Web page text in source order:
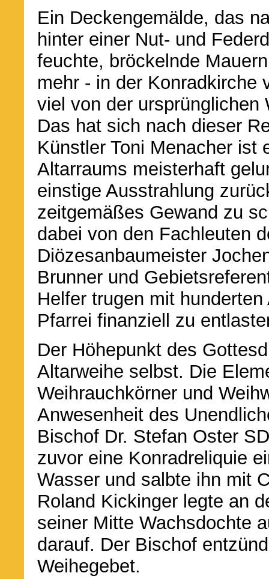
Ein Deckengemälde, das
hinter einer Nut- und
feuchte, bröckelnde
mehr - in der Konradkirche
viel von der ursprünglichen
Das hat sich nach dieser
Künstler Toni Menacher ist
Altarraums meisterhaft
einstige Ausstrahlung
zeitgemäßes Gewand zu
dabei von den Fachleuten
Diözesanbaumeister
Brunner und
Helfer trugen mit
Pfarrei finanziell zu
Der Höhepunkt des
Altarweihe selbst. Die
Weihrauchkörner und
Anwesenheit des
Bischof Dr. Stefan Oster
zuvor eine Konradreliquie
Wasser und salbte ihn mit
Roland Kickinger legte an
seiner Mitte Wachsdochte
darauf. Der Bischof
Weihegebet.